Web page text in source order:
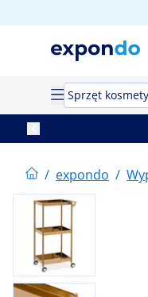
Sprzęt
/ expondo /